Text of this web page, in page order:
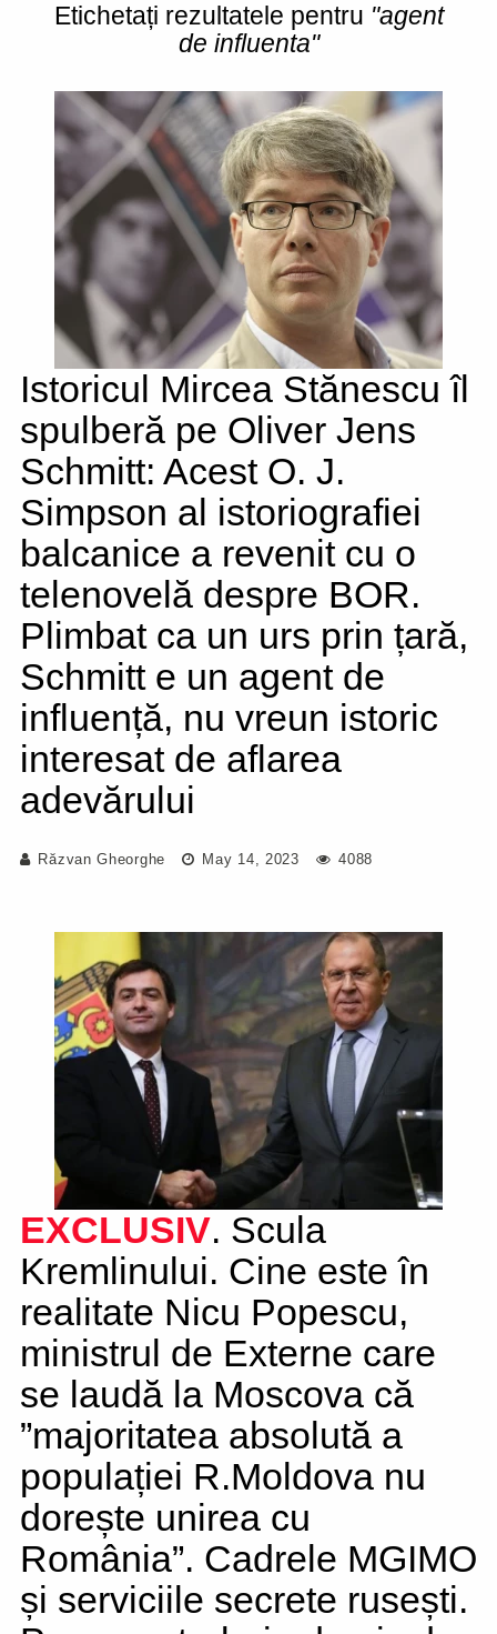
Etichetați rezultatele pentru "agent
de influenta"
Istoricul Mircea Stănescu îl
spulberă pe Oliver Jens
Schmitt: Acest O. J.
Simpson al istoriografiei
balcanice a revenit cu o
telenovelă despre BOR.
Plimbat ca un urs prin țară,
Schmitt e un agent de
influență, nu vreun istoric
interesat de aflarea
adevărului
Răzvan Gheorghe May 14, 2023 4088
EXCLUSIV. Scula
Kremlinului. Cine este în
realitate Nicu Popescu,
ministrul de Externe care
se laudă la Moscova că
”majoritatea absolută a
populației R.Moldova nu
dorește unirea cu
România”. Cadrele MGIMO
și serviciile secrete rusești.